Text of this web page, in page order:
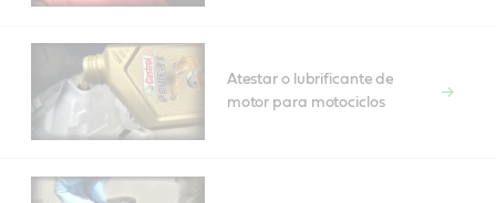
Atestar o lubrificante de
motor para motociclos